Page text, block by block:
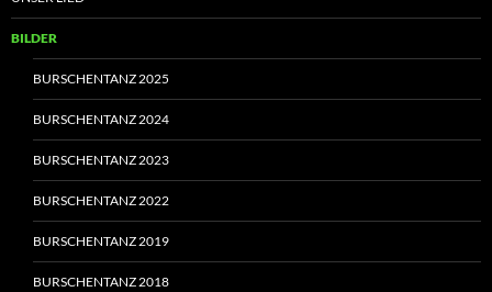
BILDER
BURSCHENTANZ 2025
BURSCHENTANZ 2024
BURSCHENTANZ 2023
BURSCHENTANZ 2022
BURSCHENTANZ 2019
BURSCHENTANZ 2018